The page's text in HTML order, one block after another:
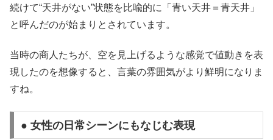
続けて“天井がない”状態を比喩的に「青い天井＝青天井」
と呼んだのが始まりとされています。
当時の商人たちが、空を見上げるような感覚で値動きを表
現したのを想像すると、言葉の雰囲気がより鮮明になりま
すね。
● 女性の日常シーンにもなじむ表現